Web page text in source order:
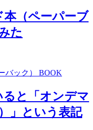
本（ペーパーブ
た
BOOK
ると「オンデマ
」という表記